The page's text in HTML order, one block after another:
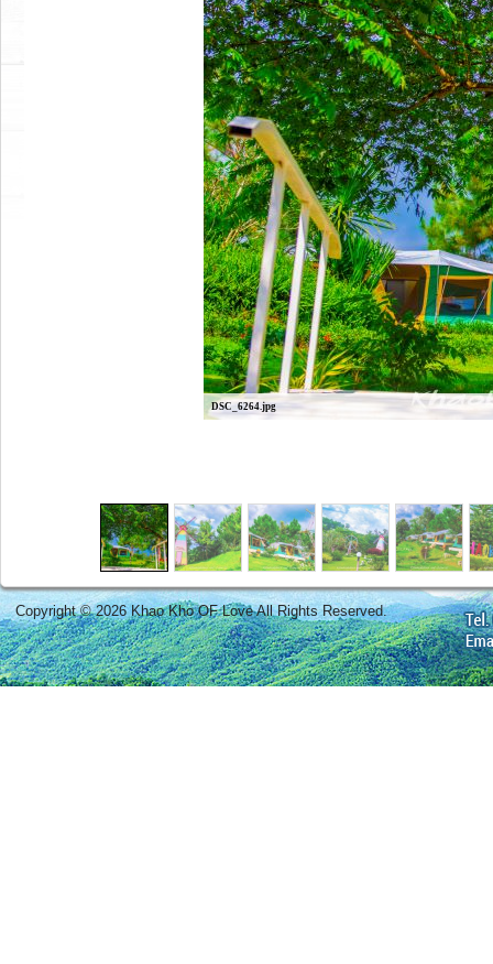
DSC_6264.jpg
Copyright © 2026 Khao Kho OF Love All Rights Reserved.